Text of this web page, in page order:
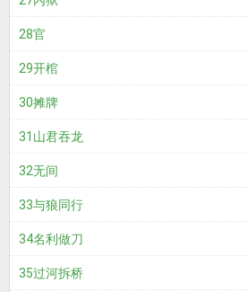
28官
29开棺
30摊牌
31山君吞龙
32无间
33与狼同行
34名利做刀
35过河拆桥